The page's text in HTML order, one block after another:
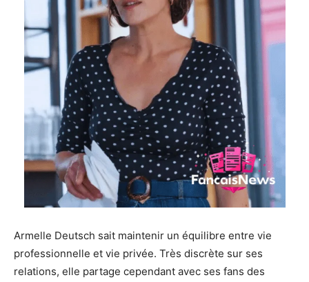
Armelle Deutsch sait maintenir un équilibre entre vie
professionnelle et vie privée. Très discrète sur ses
relations, elle partage cependant avec ses fans des